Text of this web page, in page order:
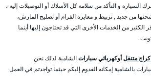
السيارة و التأكد من سلامة كل الأسلاك أو التوصيلات إليه ،
من جديد , تزبيط و معايرة الفرام أو تصليح المارش،
الكثير من الخدمات الأخرى التي قد تحتاجون إليها أينما
.
كراج متنقلأوكهربائي سياراتالشامية لذلك نحن
بالشامية إمكانه القدوم إليكم حيثما تواجدتم في العمل